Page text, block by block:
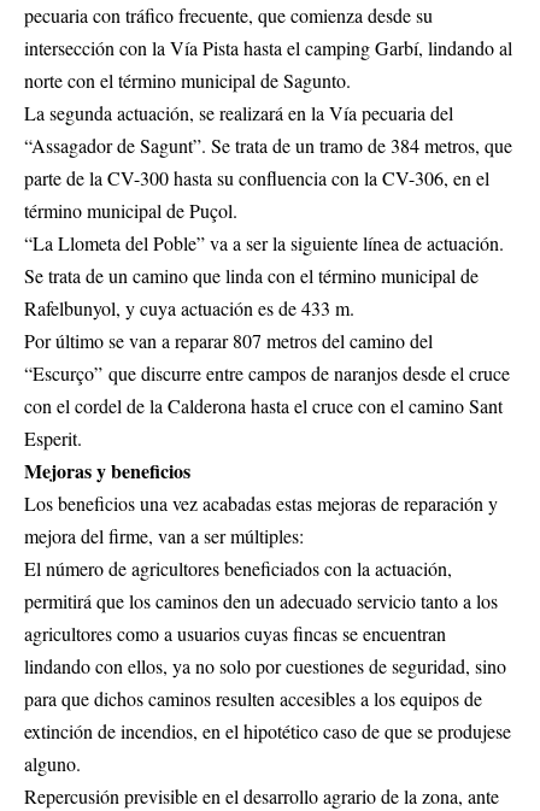
pecuaria con tráfico frecuente, que comienza desde su
intersección con la Vía Pista hasta el camping Garbí, lindando al
norte con el término municipal de Sagunto.
La segunda actuación, se realizará en la Vía pecuaria del
“Assagador de Sagunt”. Se trata de un tramo de 384 metros, que
parte de la CV-300 hasta su confluencia con la CV-306, en el
término municipal de Puçol.
“La Llometa del Poble” va a ser la siguiente línea de actuación.
Se trata de un camino que linda con el término municipal de
Rafelbunyol, y cuya actuación es de 433 m.
Por último se van a reparar 807 metros del camino del
“Escurço” que discurre entre campos de naranjos desde el cruce
con el cordel de la Calderona hasta el cruce con el camino Sant
Esperit.
Mejoras y beneficios
Los beneficios una vez acabadas estas mejoras de reparación y
mejora del firme, van a ser múltiples:
El número de agricultores beneficiados con la actuación,
permitirá que los caminos den un adecuado servicio tanto a los
agricultores como a usuarios cuyas fincas se encuentran
lindando con ellos, ya no solo por cuestiones de seguridad, sino
para que dichos caminos resulten accesibles a los equipos de
extinción de incendios, en el hipotético caso de que se produjese
alguno.
Repercusión previsible en el desarrollo agrario de la zona, ante